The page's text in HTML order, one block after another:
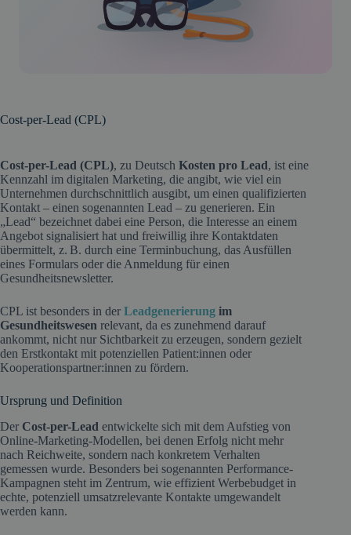
Cost-per-Lead (CPL)
Cost-per-Lead (CPL), zu Deutsch Kosten pro Lead, ist eine
Kennzahl im digitalen Marketing, die angibt, wie viel ein
Unternehmen durchschnittlich ausgibt, um einen qualifizierten
Kontakt – einen sogenannten Lead – zu generieren. Ein
„Lead“ bezeichnet dabei eine Person, die Interesse an einem
Angebot signalisiert hat und freiwillig ihre Kontaktdaten
übermittelt, z. B. durch eine Terminbuchung, das Ausfüllen
eines Formulars oder die Anmeldung für einen
Gesundheitsnewsletter.
CPL ist besonders in der Leadgenerierung im
Gesundheitswesen relevant, da es zunehmend darauf
ankommt, nicht nur Sichtbarkeit zu erzeugen, sondern gezielt
den Erstkontakt mit potenziellen Patient:innen oder
Kooperationspartner:innen zu fördern.
Ursprung und Definition
Der Cost-per-Lead entwickelte sich mit dem Aufstieg von
Online-Marketing-Modellen, bei denen Erfolg nicht mehr
nach Reichweite, sondern nach konkretem Verhalten
gemessen wurde. Besonders bei sogenannten Performance-
Kampagnen steht im Zentrum, wie effizient Werbebudget in
echte, potenziell umsatzrelevante Kontakte umgewandelt
werden kann.